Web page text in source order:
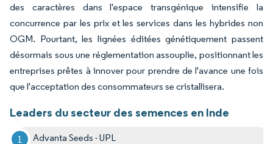
des caractères dans l'espace transgénique intensifie la
concurrence par les prix et les services dans les hybrides non
OGM. Pourtant, les lignées éditées génétiquement passent
désormais sous une réglementation assouplie, positionnant les
entreprises prêtes à innover pour prendre de l'avance une fois
que l'acceptation des consommateurs se cristallisera.
Leaders du secteur des semences en Inde
Advanta Seeds - UPL